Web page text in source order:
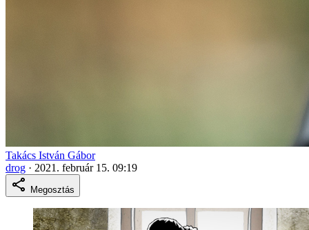
Takács István Gábor
drog · 2021. február 15. 09:19
Megosztás